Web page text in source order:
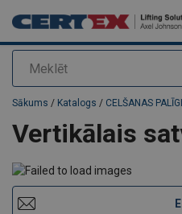
Meklēt
Pievienots jūsu pasūtījumam
Sākums / Katalogs / CELŠANAS
Vertikālais